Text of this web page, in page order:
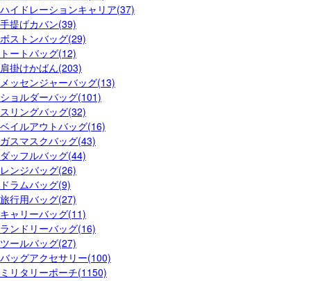
ハイドレーションキャリア(37)
手提げカバン(39)
ボストンバッグ(29)
トートバッグ(12)
肩掛けかばん(203)
メッセンジャーバッグ(13)
ショルダーバッグ(101)
スリングバッグ(32)
ベイルアウトバッグ(16)
ガスマスクバッグ(43)
ダッフルバッグ(44)
レンジバッグ(26)
ドラムバッグ(9)
旅行用バッグ(27)
キャリーバッグ(11)
ランドリーバッグ(16)
ツールバッグ(27)
バッグアクセサリー(100)
ミリタリーポーチ(1150)